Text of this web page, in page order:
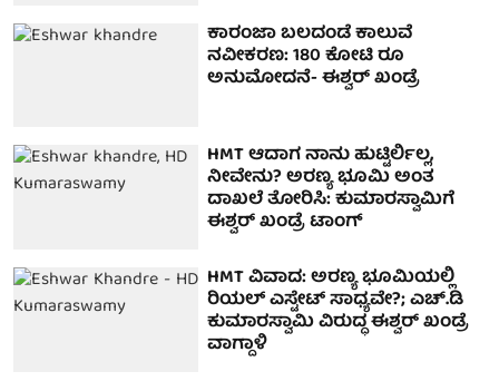
ಕಾರಂಜಾ ಬಲದಂಡೆ ಕಾಲುವೆ
ನವೀಕರಣ: 180 ಕೋಟಿ ರೂ
ಅನುಮೋದನೆ- ಈಶ್ವರ್ ಖಂಡ್ರೆ
HMT ಆದಾಗ ನಾನು ಹುಟ್ಟಿರ್ಲಿಲ್ಲ,
ನೀವೇನು? ಅರಣ್ಯ ಭೂಮಿ ಅಂತ
ದಾಖಲೆ ತೋರಿಸಿ: ಕುಮಾರಸ್ವಾಮಿಗೆ
ಈಶ್ವರ್ ಖಂಡ್ರೆ ಟಾಂಗ್
HMT ವಿವಾದ: ಅರಣ್ಯ ಭೂಮಿಯಲ್ಲಿ
ರಿಯಲ್ ಎಸ್ಟೇಟ್ ಸಾಧ್ಯವೇ?; ಎಚ್‌.ಡಿ
ಕುಮಾರಸ್ವಾಮಿ ವಿರುದ್ಧ ಈಶ್ವರ್ ಖಂಡ್ರೆ
ವಾಗ್ದಾಳಿ